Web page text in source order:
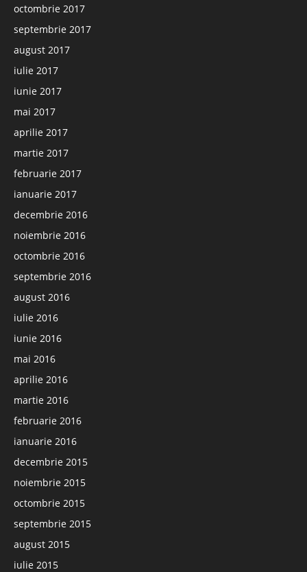
octombrie 2017
septembrie 2017
august 2017
iulie 2017
iunie 2017
mai 2017
aprilie 2017
martie 2017
februarie 2017
ianuarie 2017
decembrie 2016
noiembrie 2016
octombrie 2016
septembrie 2016
august 2016
iulie 2016
iunie 2016
mai 2016
aprilie 2016
martie 2016
februarie 2016
ianuarie 2016
decembrie 2015
noiembrie 2015
octombrie 2015
septembrie 2015
august 2015
iulie 2015